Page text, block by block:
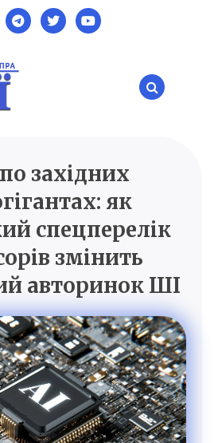
західних
як
спецперелік
змінить
авторинок ШІ